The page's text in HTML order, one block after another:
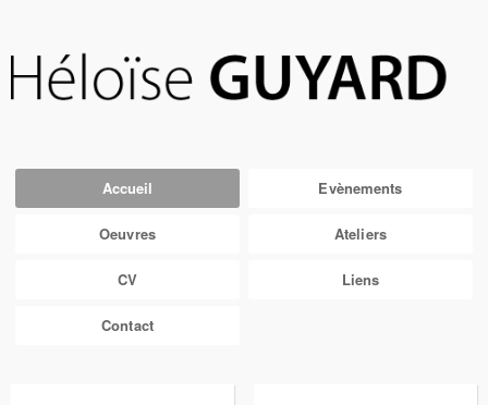
Accueil Evènements
Oeuvres Ateliers
CV Liens
Contact